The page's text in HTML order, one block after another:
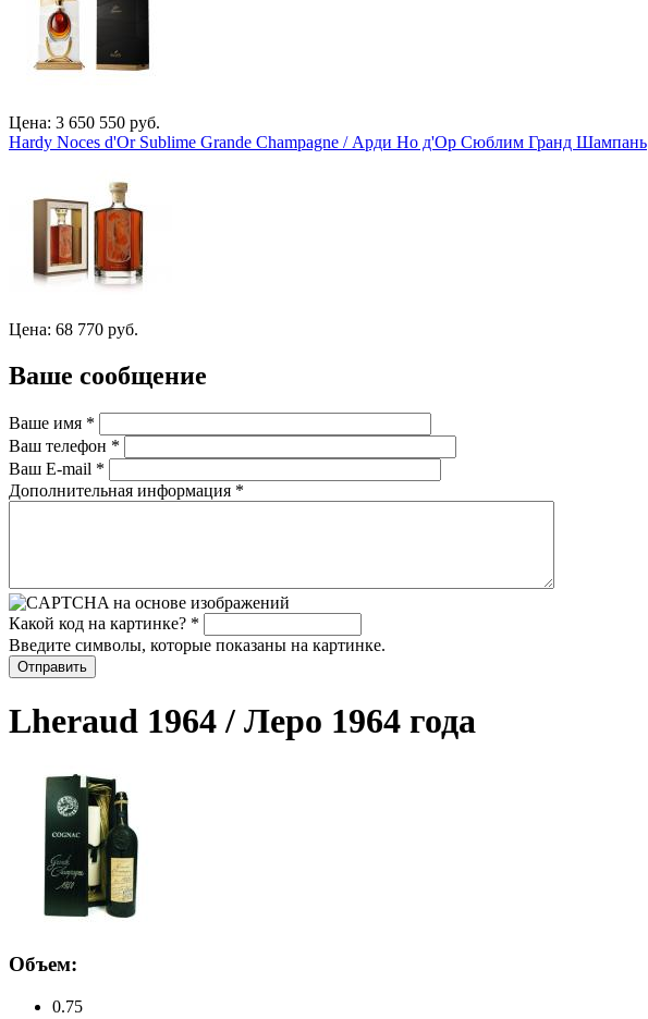
Цена: 3 650 550 руб.
Hardy Noces d'Or Sublime Grande Champagne / Арди Но д'Ор Сюблим Гранд Шампань
Цена: 68 770 руб.
Ваше сообщение
Ваше имя *
Ваш телефон *
Ваш E-mail *
Дополнительная информация *
Какой код на картинке? *
Введите символы, которые показаны на картинке.
Lheraud 1964 / Леро 1964 года
Объем:
0.75